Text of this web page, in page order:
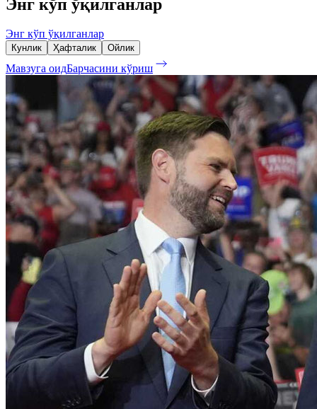
Энг кўп ўқилганлар
Энг кўп ўқилганлар
Кунлик Ҳафталик Ойлик
Мавзуга оидБарчасини кўриш